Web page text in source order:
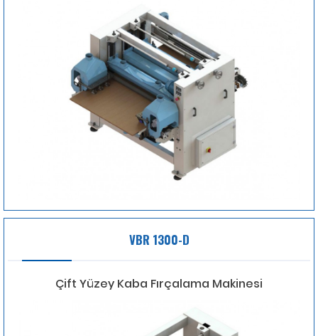
VBR 1300-D
Çift Yüzey Kaba Fırçalama Makinesi